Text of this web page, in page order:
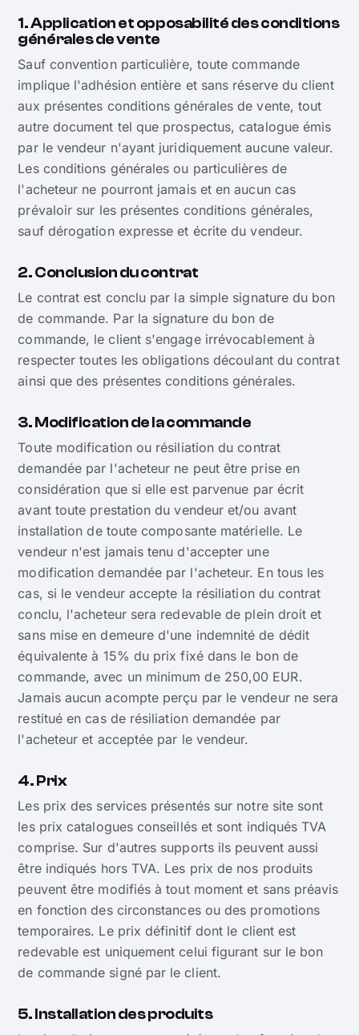
1. Application et opposabilité des conditions
générales de vente
Sauf convention particulière, toute commande
implique l'adhésion entière et sans réserve du client
aux présentes conditions générales de vente, tout
autre document tel que prospectus, catalogue émis
par le vendeur n'ayant juridiquement aucune valeur.
Les conditions générales ou particulières de
l'acheteur ne pourront jamais et en aucun cas
prévaloir sur les présentes conditions générales,
sauf dérogation expresse et écrite du vendeur.
2. Conclusion du contrat
Le contrat est conclu par la simple signature du bon
de commande. Par la signature du bon de
commande, le client s'engage irrévocablement à
respecter toutes les obligations découlant du contrat
ainsi que des présentes conditions générales.
3. Modification de la commande
Toute modification ou résiliation du contrat
demandée par l'acheteur ne peut être prise en
considération que si elle est parvenue par écrit
avant toute prestation du vendeur et/ou avant
installation de toute composante matérielle. Le
vendeur n'est jamais tenu d'accepter une
modification demandée par l'acheteur. En tous les
cas, si le vendeur accepte la résiliation du contrat
conclu, l'acheteur sera redevable de plein droit et
sans mise en demeure d'une indemnité de dédit
équivalente à 15% du prix fixé dans le bon de
commande, avec un minimum de 250,00 EUR.
Jamais aucun acompte perçu par le vendeur ne sera
restitué en cas de résiliation demandée par
l'acheteur et acceptée par le vendeur.
4. Prix
Les prix des services présentés sur notre site sont
les prix catalogues conseillés et sont indiqués TVA
comprise. Sur d'autres supports ils peuvent aussi
être indiqués hors TVA. Les prix de nos produits
peuvent être modifiés à tout moment et sans préavis
en fonction des circonstances ou des promotions
temporaires. Le prix définitif dont le client est
redevable est uniquement celui figurant sur le bon
de commande signé par le client.
5. Installation des produits